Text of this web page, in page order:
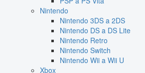
Nintendo
Nintendo 3DS a 2DS
Nintendo DS a DS Lite
Nintendo Retro
Nintendo Switch
Nintendo Wii a Wii U
Xbox